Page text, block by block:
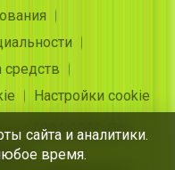
средств
Настройки cookie
2004-2026. Все
сайта и аналитики.
время.